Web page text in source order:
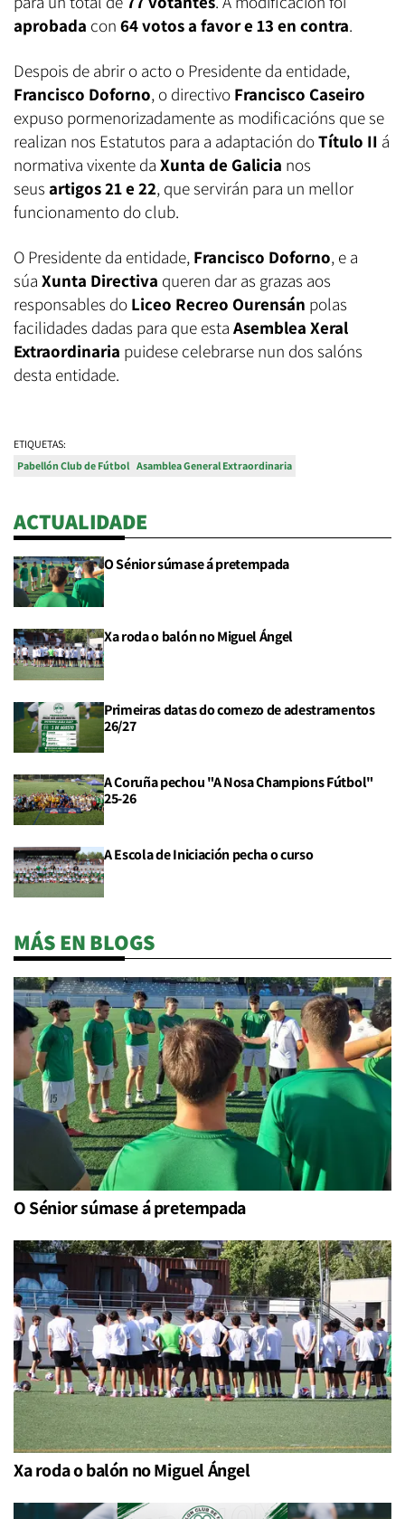
aprobada con 64 votos a favor e 13 en contra.
Despois de abrir o acto o Presidente da entidade,
Francisco Doforno, o directivo Francisco Caseiro
expuso pormenorizadamente as modificacións que se
realizan nos Estatutos para a adaptación doTítulo II á
normativa vixente da Xunta de Galicia nos
seus artigos 21 e 22, que servirán para un mellor
funcionamento do club.
O Presidente da entidade, Francisco Doforno, e a
súa Xunta Directiva queren dar as grazas aos
responsables do Liceo Recreo Ourensán polas
facilidades dadas para que esta Asemblea Xeral
Extraordinaria puidese celebrarse nun dos salóns
desta entidade.
ETIQUETAS:
Pabellón Club de Fútbol Asamblea General Extraordinaria
ACTUALIDADE
O Sénior súmase á pretempada
Xa roda o balón no Miguel Ángel
Primeiras datas do comezo de adestramentos
26/27
A Coruña pechou "A Nosa Champions Fútbol"
25-26
A Escola de Iniciación pecha o curso
MÁS EN BLOGS
O Sénior súmase á pretempada
Xa roda o balón no Miguel Ángel